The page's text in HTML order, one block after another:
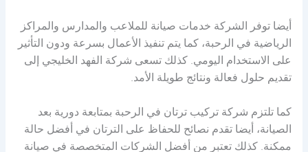
أيضا توفر الشركة خدمات صيانة للملاعب والمدارس والمراكز
الرياضية في الرحبة، كما يتم تنفيذ الأعمال بسرعة ودون التأثير
على الاستخدام اليومي. كذلك تسعى شركة الفهد الخليجي إلى
تقديم حلول فعالة ونتائج طويلة الأمد.
كما تلتزم شركة تركيب ترتان في الرحبة بمتابعة دورية بعد
الصيانة، أيضا تقدم نصائح للحفاظ على الترتان في أفضل حالة
ممكنة. كذلك تعتبر من أفضل الشركات المتخصصة في صيانة